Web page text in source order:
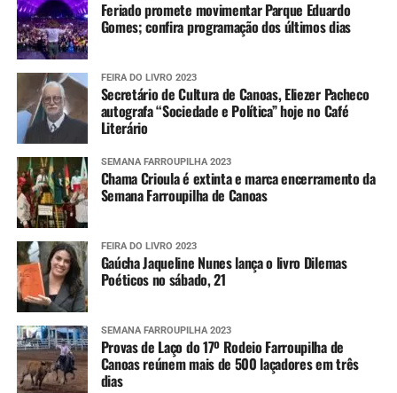
Feriado promete movimentar Parque Eduardo
Gomes; confira programação dos últimos dias
FEIRA DO LIVRO 2023
Secretário de Cultura de Canoas, Eliezer Pacheco
autografa “Sociedade e Política” hoje no Café
Literário
SEMANA FARROUPILHA 2023
Chama Crioula é extinta e marca encerramento da
Semana Farroupilha de Canoas
FEIRA DO LIVRO 2023
Gaúcha Jaqueline Nunes lança o livro Dilemas
Poéticos no sábado, 21
SEMANA FARROUPILHA 2023
Provas de Laço do 17º Rodeio Farroupilha de
Canoas reúnem mais de 500 laçadores em três
dias